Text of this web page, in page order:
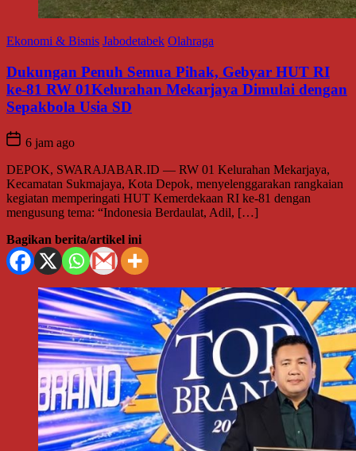
Ekonomi & Bisnis Jabodetabek Olahraga
Dukungan Penuh Semua Pihak, Gebyar HUT RI
ke-81 RW 01Kelurahan Mekarjaya Dimulai dengan
Sepakbola Usia SD
6 jam ago
DEPOK, SWARAJABAR.ID — RW 01 Kelurahan Mekarjaya,
Kecamatan Sukmajaya, Kota Depok, menyelenggarakan rangkaian
kegiatan memperingati HUT Kemerdekaan RI ke-81 dengan
mengusung tema: “Indonesia Berdaulat, Adil, […]
Bagikan berita/artikel ini